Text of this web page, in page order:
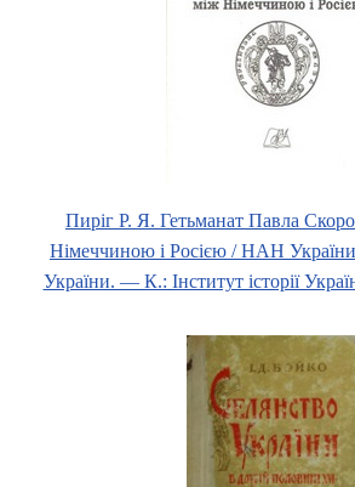
Пиріг Р. Я. Гетьманат Павла
Німеччиною і Росією / НАН України.
України. — К.: Інститут історії